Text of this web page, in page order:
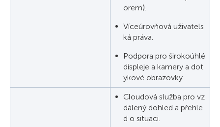
orem).
Víceúrovňová uživatels
ká práva.
Podpora pro širokoúhlé
displeje a kamery a dot
ykové obrazovky.
Cloudová služba pro vz
dálený dohled a přehle
d o situaci.